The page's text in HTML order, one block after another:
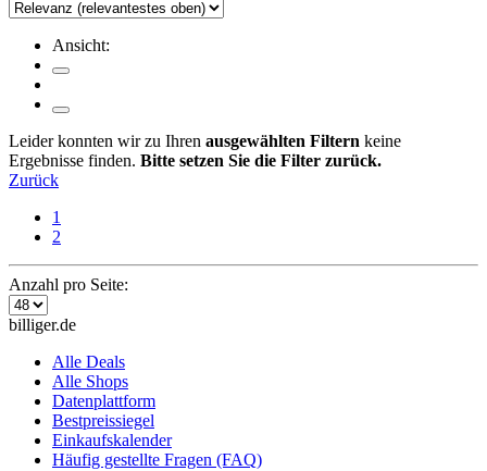
Ansicht:
Leider konnten wir zu Ihren ausgewählten Filtern keine
Ergebnisse finden. Bitte setzen Sie die Filter zurück.
Zurück
1
2
Anzahl pro Seite:
billiger.de
Alle Deals
Alle Shops
Datenplattform
Bestpreissiegel
Einkaufskalender
Häufig gestellte Fragen (FAQ)